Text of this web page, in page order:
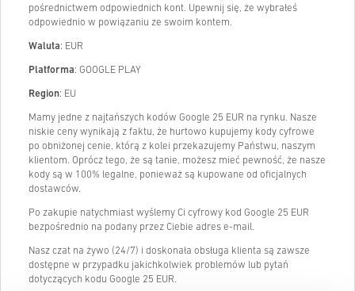
pośrednictwem odpowiednich kont. Upewnij się, że wybrałeś
odpowiednio w powiązaniu ze swoim kontem.
Waluta: EUR
Platforma: GOOGLE PLAY
Region: EU
Mamy jedne z najtańszych kodów Google 25 EUR na rynku. Nasze
niskie ceny wynikają z faktu, że hurtowo kupujemy kody cyfrowe
po obniżonej cenie, którą z kolei przekazujemy Państwu, naszym
klientom. Oprócz tego, że są tanie, możesz mieć pewność, że nasze
kody są w 100% legalne, ponieważ są kupowane od oficjalnych
dostawców.
Po zakupie natychmiast wyślemy Ci cyfrowy kod Google 25 EUR
bezpośrednio na podany przez Ciebie adres e-mail.
Nasz czat na żywo (24/7) i doskonała obsługa klienta są zawsze
dostępne w przypadku jakichkolwiek problemów lub pytań
dotyczących kodu Google 25 EUR.